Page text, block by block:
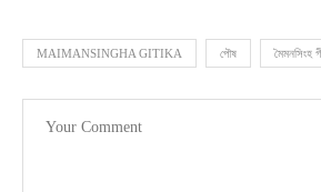
MAIMANSINGHA GITIKA পৌষ মৈমনসিংহ